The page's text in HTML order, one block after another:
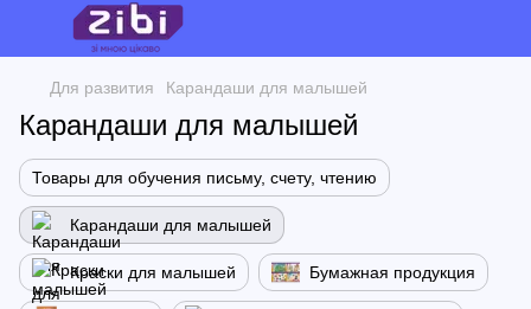
Для развития Карандаши для малышей
Карандаши для малышей
Товары для обучения письму, счету, чтению
Карандаши для малышей
Краски для малышей Бумажная продукция